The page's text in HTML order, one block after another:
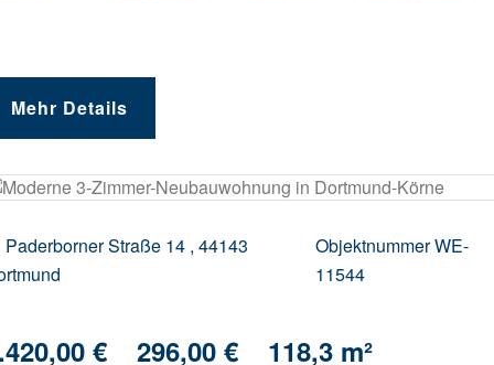
Mehr Details
Paderborner Straße 14 , 44143
ObjektnummerWE-
11544
€ 296,00 € 118,3 m²